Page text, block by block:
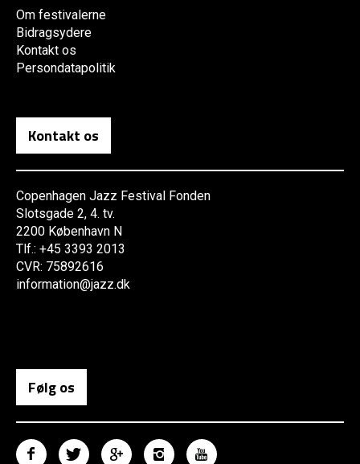
Om festivalerne
Bidragsydere
Kontakt os
Persondatapolitik
Kontakt os
Copenhagen Jazz Festival Fonden
Slotsgade 2, 4. tv.
2200 København N
Tlf.: +45 3393 2013
CVR: 75892616
information@jazz.dk
Følg os